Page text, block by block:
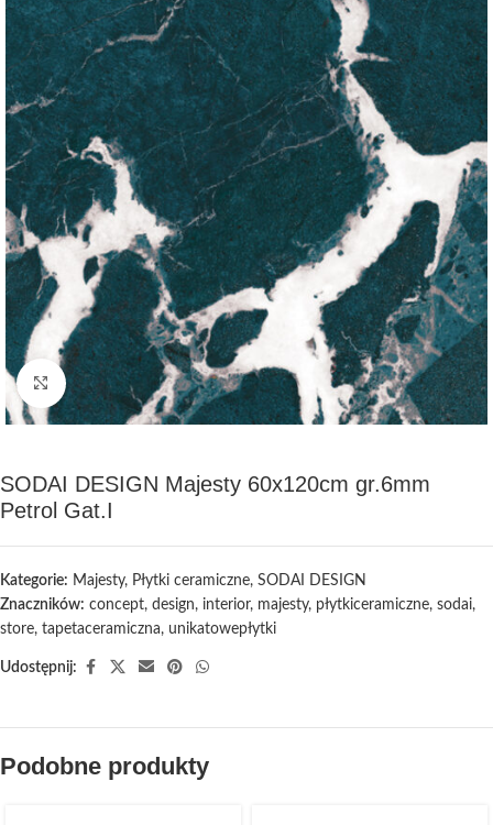
Kliknij, aby powiększyć
SODAI DESIGN Majesty 60x120cm gr.6mm
Petrol Gat.I
Kategorie: Majesty, Płytki ceramiczne, SODAI DESIGN
Znaczników: concept, design, interior, majesty, płytkiceramiczne, sodai,
store, tapetaceramiczna, unikatowepłytki
Udostępnij:
Podobne produkty